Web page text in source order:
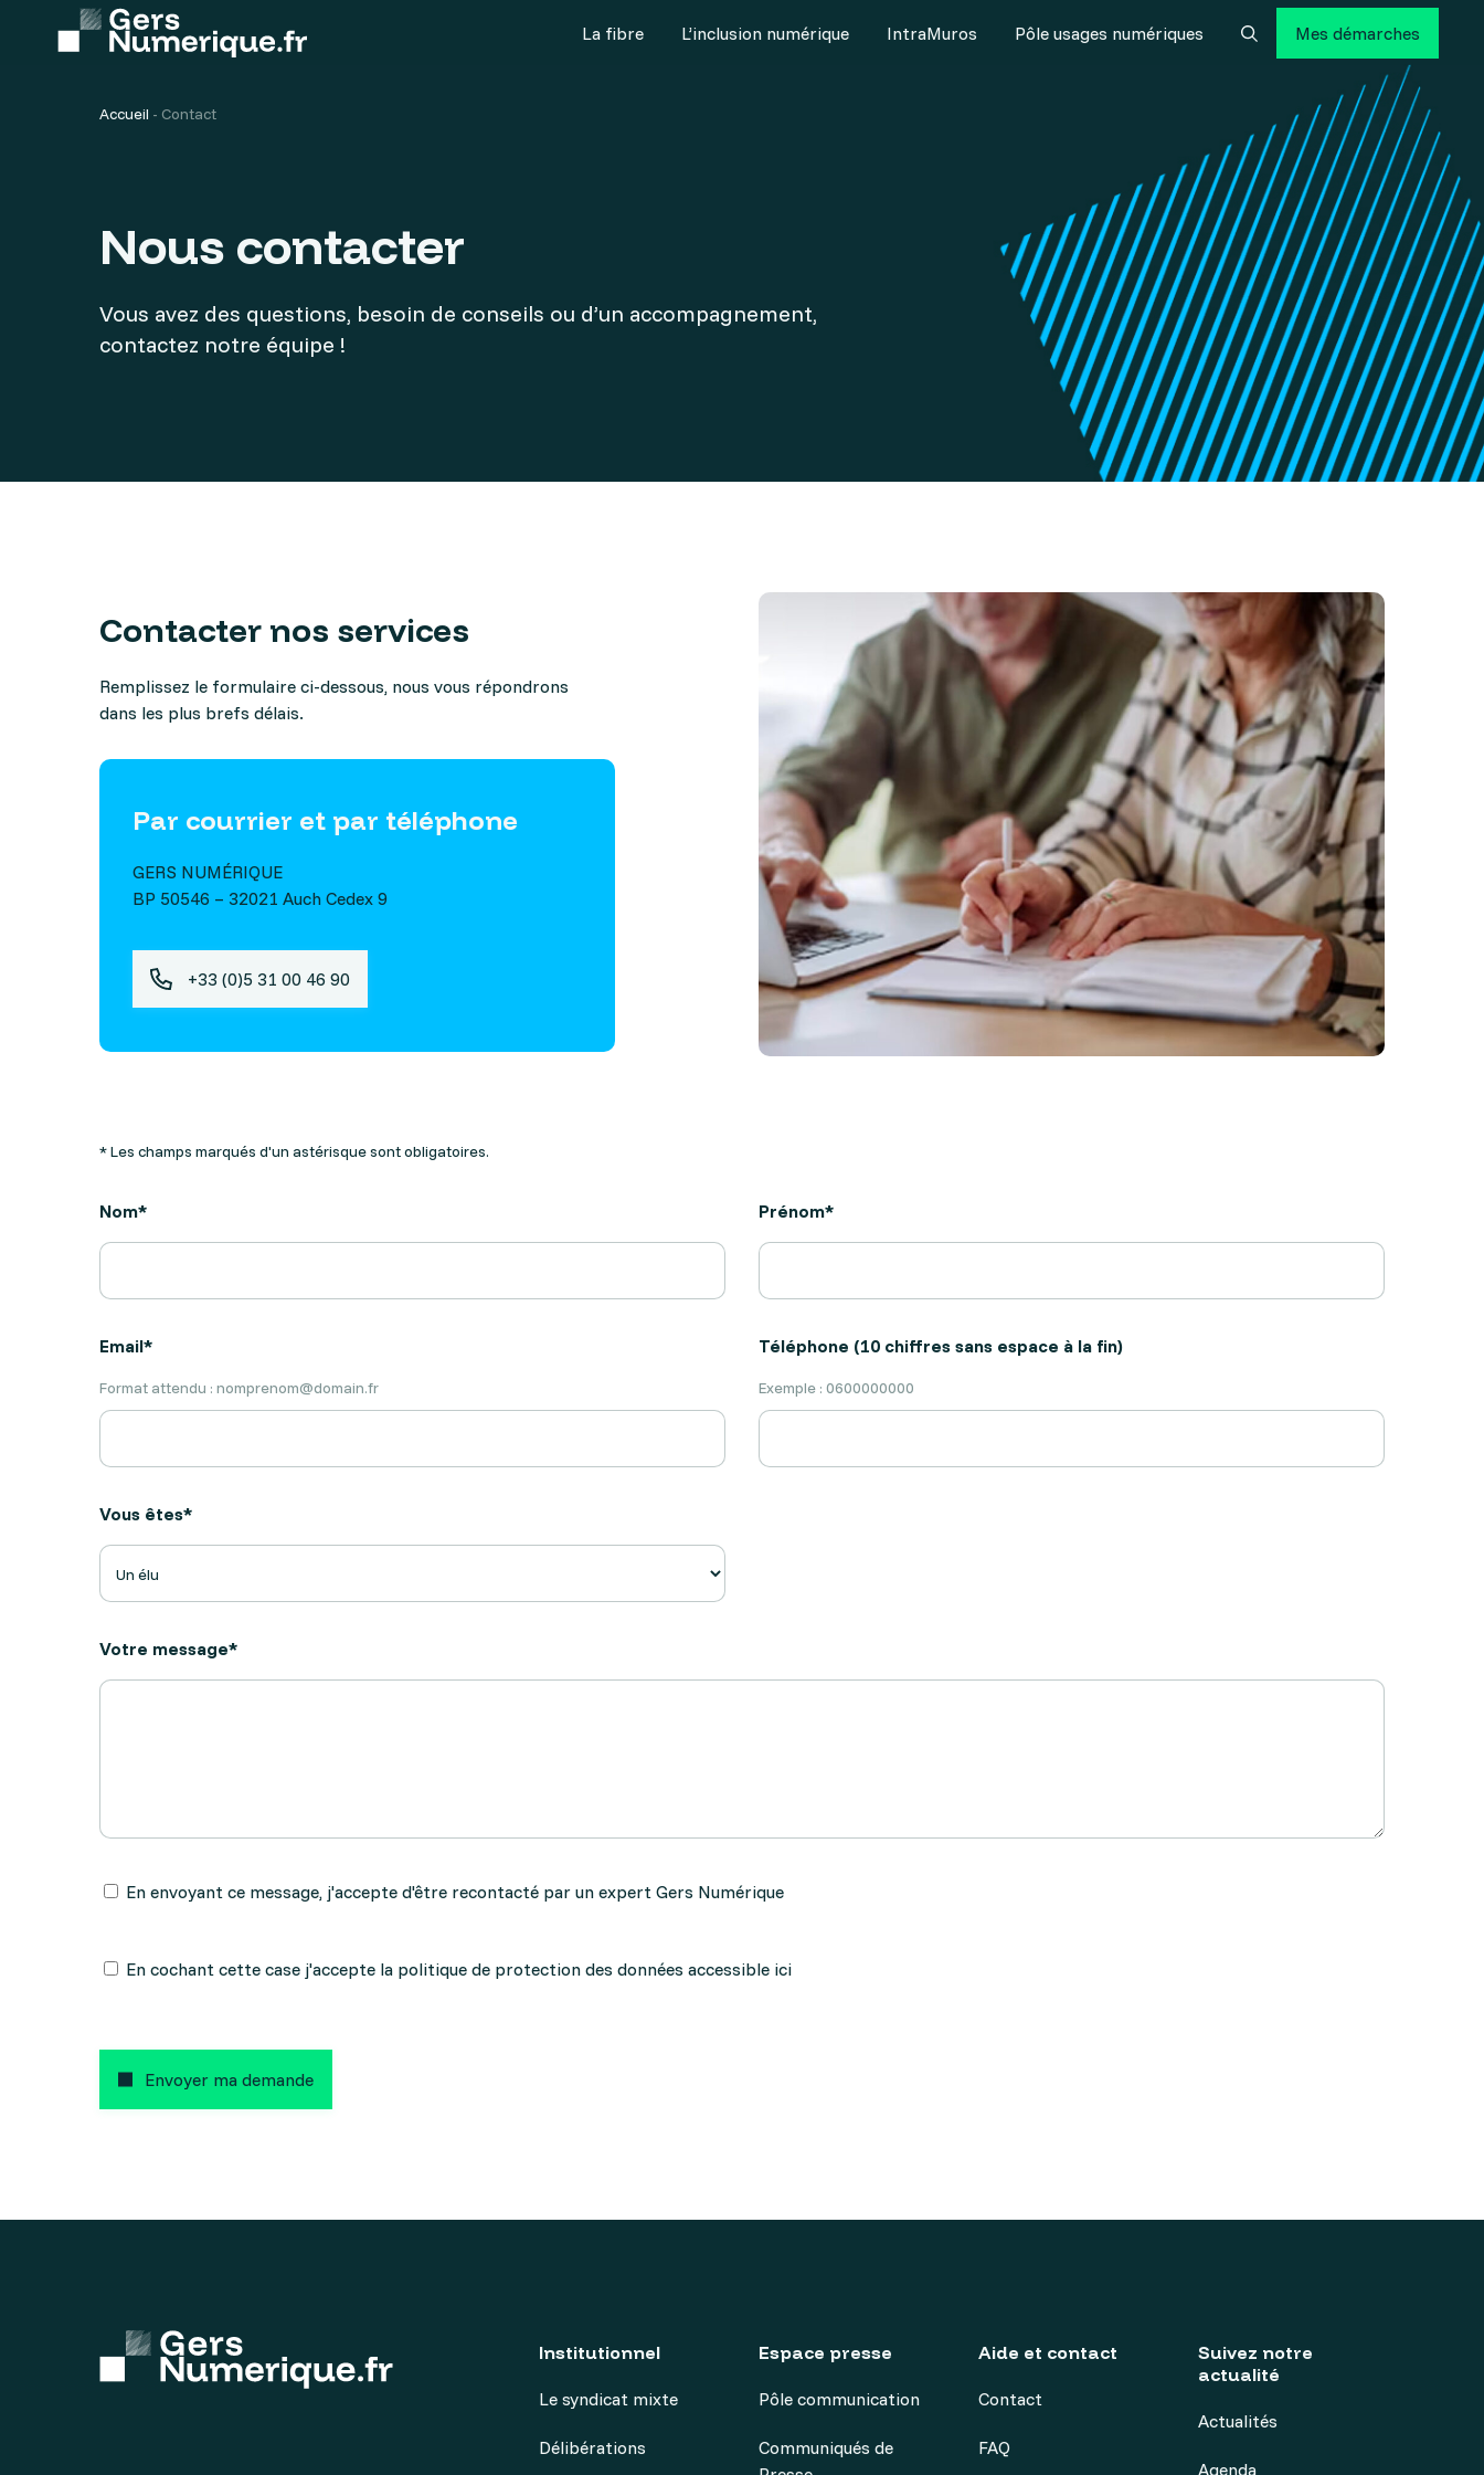
Contenu
principal
La fibre
> Etre raccordé à la fibre
L’inclusion numérique IntraMuros
> Déployer Intramuros sur mon territoire
Pôle usages numériques
> Demander une assistance informatique
> Accompagnement Cyber
> Faire mes sauvegardes sur le data center à Auch
Rechercher
Fermer
Mes démarches
Fermer
Demander une assistance informatique
Faire mes sauvegardes dans le data center à Auch
Déployer IntraMuros sur mon territoire
Accueil - Contact
Nous contacter
Vous avez des questions, besoin de conseils ou d’un accompagnement,
contactez notre équipe !
Contacter nos services
Remplissez le formulaire ci-dessous, nous vous répondrons
dans les plus brefs délais.
Par courrier et par téléphone
GERS NUMÉRIQUE
BP 50546 – 32021 Auch Cedex 9
+33 (0)5 31 00 46 90
* Les champs marqués d'un astérisque sont obligatoires.
Nom* Prénom*
Email*
Format attendu : nomprenom@domain.fr
Téléphone (10 chiffres sans espace à la fin)
Exemple : 0600000000
Vous êtes*
Votre message*
En envoyant ce message, j'accepte d'être recontacté par un expert Gers Numérique
En cochant cette case j'accepte la politique de protection des données accessible ici
Institutionnel
Le syndicat mixte
Délibérations
Espace presse
Pôle communication
Communiqués de
Aide et contact
Contact
FAQ
Suivez notre
actualité
Actualités
Agenda